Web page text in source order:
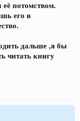
потомством.
его в
дальше ,я бы
читать книгу